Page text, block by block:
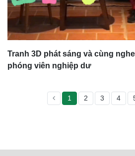
Tranh 3D phát sáng và cùng
phóng viên nghiệp dư
1 2 3 4